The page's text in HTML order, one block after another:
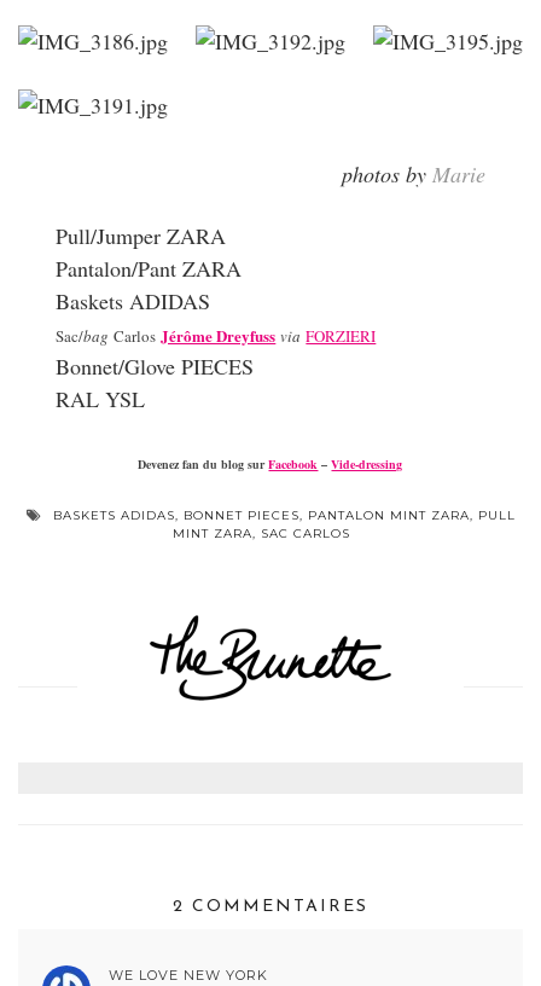
photos by Marie
Pull/Jumper ZARA
Pantalon/Pant ZARA
Baskets ADIDAS
Sac/bag CarlosJérôme Dreyfuss via FORZIERI
Bonnet/Glove PIECES
RAL YSL
Devenez fan du blog surFacebook –Vide-dressing
BASKETS ADIDAS, BONNET PIECES, PANTALON MINT ZARA, PULL
MINT ZARA, SAC CARLOS
2 COMMENTAIRES
WE LOVE NEW YORK